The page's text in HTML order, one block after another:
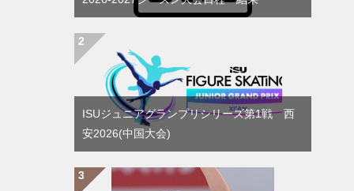
ISUジュニアグランプリシリーズ第1戦 西
安2026(中国大会)